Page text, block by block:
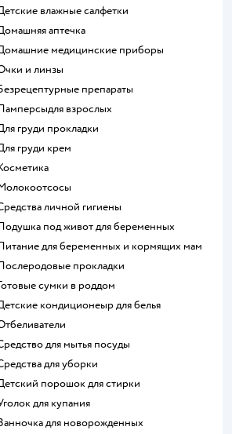
детские влажные салфетки
домашняя аптечка
домашние медицинские приборы
очки и линзы
безрецептурные препараты
памперсыдля взрослых
для груди прокладки
для груди крем
косметика
Молокоотсосы
средства личной гигиены
подушка под живот для беременных
питание для беременных и кормящих мам
послеродовые прокладки
готовые сумки в роддом
детские кондиционеыр для белья
отбеливатели
средство для мытья посуды
средства для уборки
детский порошок для стирки
уголок для купания
ванночка для новорожденных